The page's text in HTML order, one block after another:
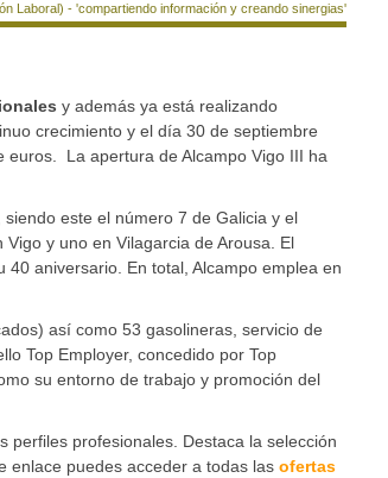
Laboral) - 'compartiendo información y creando sinergias'
y además ya está realizando
crecimiento y el día 30 de septiembre
La apertura de Alcampo Vigo III ha
este el número 7 de Galicia y el
y uno en Vilagarcia de Arousa. El
aniversario. En total, Alcampo emplea en
así como 53 gasolineras, servicio de
Top Employer, concedido por Top
su entorno de trabajo y promoción del
perfiles profesionales. Destaca la selección
enlace puedes acceder a todas las ofertas